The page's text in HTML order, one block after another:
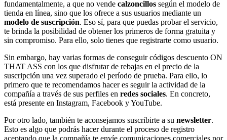
fundamentalmente, a que no vende calzoncillos según el modelo de
tienda en línea, sino que los ofrece a sus usuarios mediante un
modelo de suscripción. Eso sí, para que puedas probar el servicio,
te brinda la posibilidad de obtener los primeros de forma gratuita y
sin compromiso. Para ello, solo tienes que registrarte como usuario.
Sin embargo, hay varias formas de conseguir códigos descuento ON
THAT ASS con los que disfrutar de rebajas en el precio de la
suscripción una vez superado el período de prueba. Para ello, lo
primero que te recomendamos hacer es seguir la actividad de la
compañía a través de sus perfiles en redes sociales. En concreto,
está presente en Instagram, Facebook y YouTube.
Por otro lado, también te aconsejamos suscribirte a su newsletter.
Esto es algo que podrás hacer durante el proceso de registro